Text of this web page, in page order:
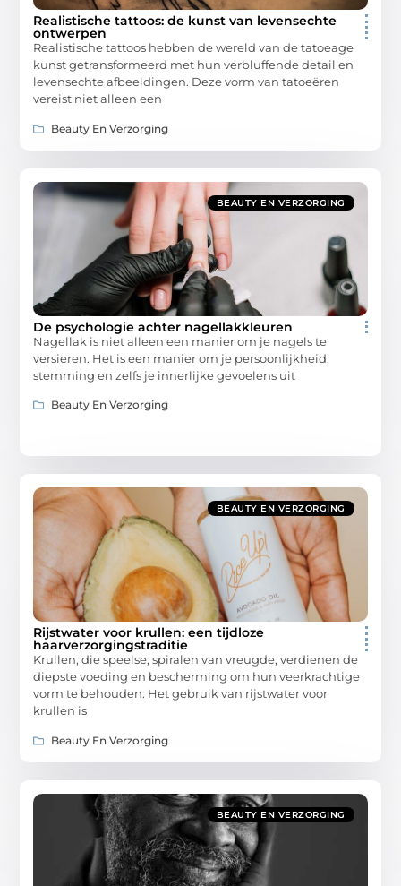
Realistische tattoos: de kunst van levensechte
ontwerpen
Realistische tattoos hebben de wereld van de tatoeage
kunst getransformeerd met hun verbluffende detail en
levensechte afbeeldingen. Deze vorm van tatoeëren
vereist niet alleen een
Beauty En Verzorging
BEAUTY EN VERZORGING
De psychologie achter nagellakkleuren
Nagellak is niet alleen een manier om je nagels te
versieren. Het is een manier om je persoonlijkheid,
stemming en zelfs je innerlijke gevoelens uit
Beauty En Verzorging
BEAUTY EN VERZORGING
Rijstwater voor krullen: een tijdloze
haarverzorgingstraditie
Krullen, die speelse, spiralen van vreugde, verdienen de
diepste voeding en bescherming om hun veerkrachtige
vorm te behouden. Het gebruik van rijstwater voor
krullen is
Beauty En Verzorging
BEAUTY EN VERZORGING